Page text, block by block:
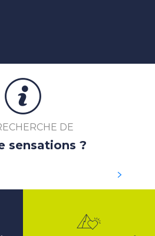
DE
sensations ?
EN TRAIL